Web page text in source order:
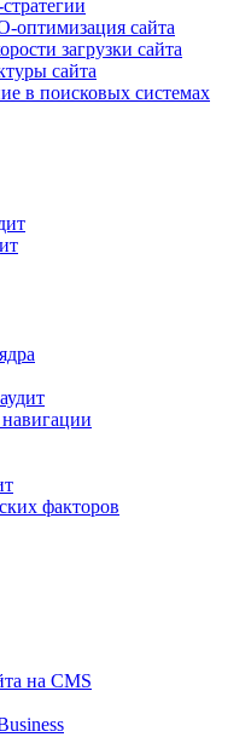
оптимизация сайта
загрузки сайта
сайта
в поисковых системах
факторов
на CMS